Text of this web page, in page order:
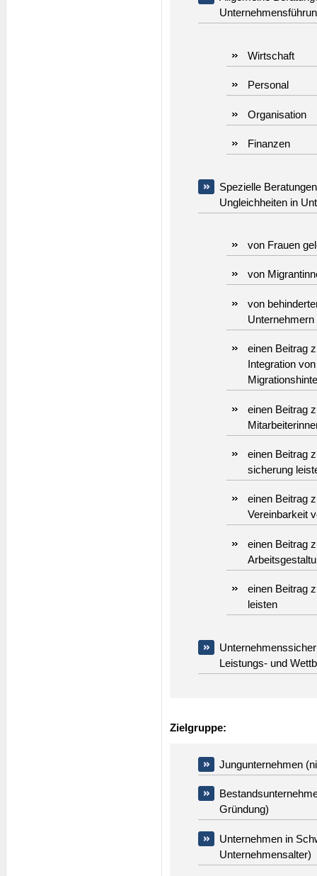
Wirtschaft
Personal
Organisation
Finanzen
Spezielle
Ungleichheiten in
von Frauen
von
von
einen Beitrag
Integration
einen Beitrag
einen Beitrag
sicherung
einen Beitrag
Vereinbarkeit
einen Beitrag
einen Beitrag
leisten
Leistungs- und
Zielgruppe:
Jungunternehmen
Gründung)
Unternehmen in
Unternehmensalter)